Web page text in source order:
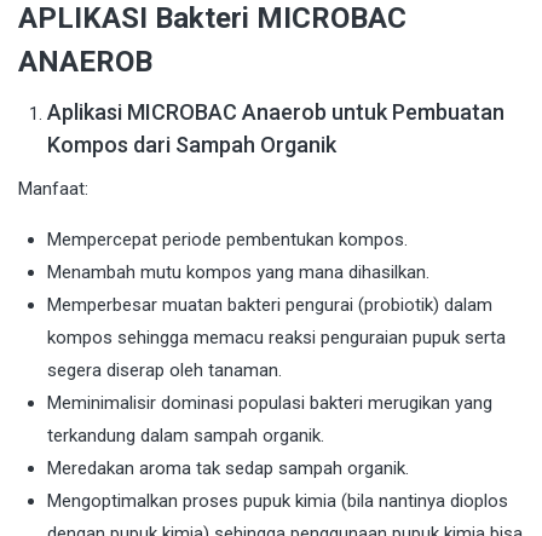
APLIKASI Bakteri MICROBAC
ANAEROB
Aplikasi MICROBAC Anaerob untuk Pembuatan
Kompos dari Sampah Organik
Manfaat:
Mempercepat periode pembentukan kompos.
Menambah mutu kompos yang mana dihasilkan.
Memperbesar muatan bakteri pengurai (probiotik) dalam
kompos sehingga memacu reaksi penguraian pupuk serta
segera diserap oleh tanaman.
Meminimalisir dominasi populasi bakteri merugikan yang
terkandung dalam sampah organik.
Meredakan aroma tak sedap sampah organik.
Mengoptimalkan proses pupuk kimia (bila nantinya dioplos